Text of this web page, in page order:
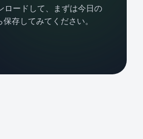
ロードして、まずは今日の
保存してみてください。